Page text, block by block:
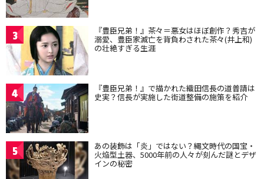
3 『豊臣兄弟！』茶々＝悪女はほぼ創作？秀吉が
溺愛、豊臣家滅亡を背負わされた茶々(井上和)
の壮絶すぎる生涯
4 『豊臣兄弟！』で描かれた織田信長の道普請は
史実？信長が実施した街道整備の施策を紹介
5 あの装飾は「炎」ではない？縄文時代の国宝・
火焔型土器、5000年前の人々が刻んだ謎とデザ
インの秘密